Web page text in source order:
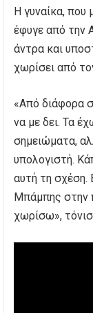
Η γυναίκα, που
έφυγε από την
άντρα και
χωρίσει από
«Από διάφορα
να με δει. Τα
σημειώματα,
υπολογιστή.
αυτή τη σχέση.
Μπάμπης στην
χωρίσω»,